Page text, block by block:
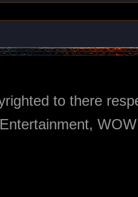
to there